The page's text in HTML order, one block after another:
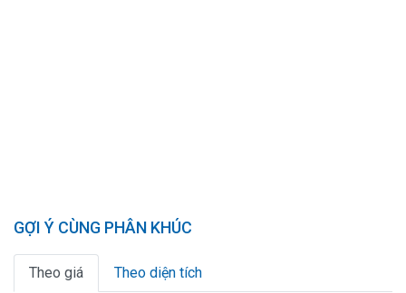
GỢI Ý CÙNG PHÂN KHÚC
Theo giá Theo diện tích